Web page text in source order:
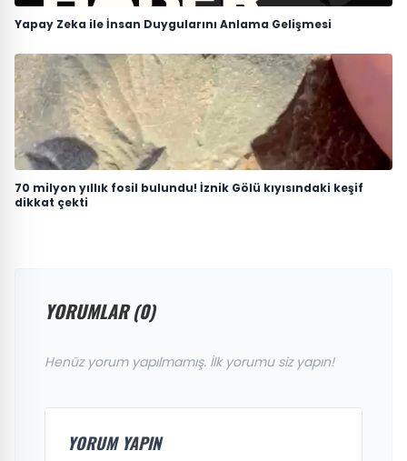
Yapay Zeka ile İnsan Duygularını Anlama Gelişmesi
70 milyon yıllık fosil bulundu! İznik Gölü kıyısındaki keşif
dikkat çekti
YORUMLAR (0)
Henüz yorum yapılmamış. İlk yorumu siz yapın!
YORUM YAPIN